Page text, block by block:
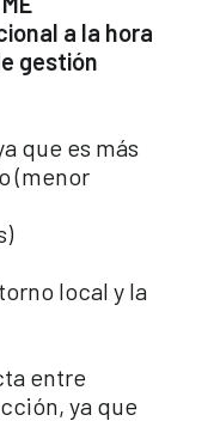
a la hora
gestión
que es más
(menor
local y la
entre
ya que